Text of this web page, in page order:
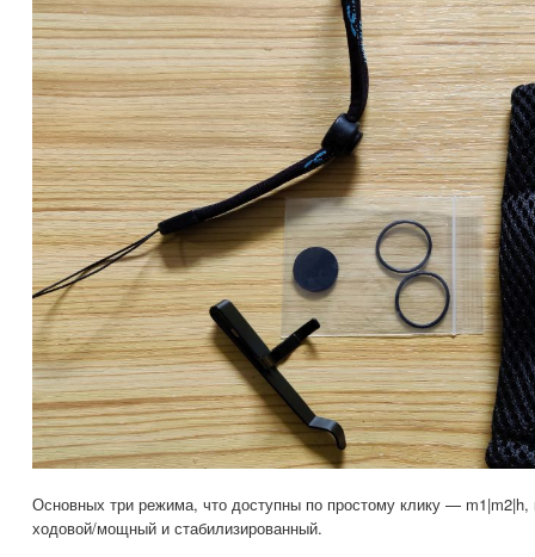
Основных три режима, что доступны по простому клику — m1|m2|h,
ходовой/мощный и стабилизированный.